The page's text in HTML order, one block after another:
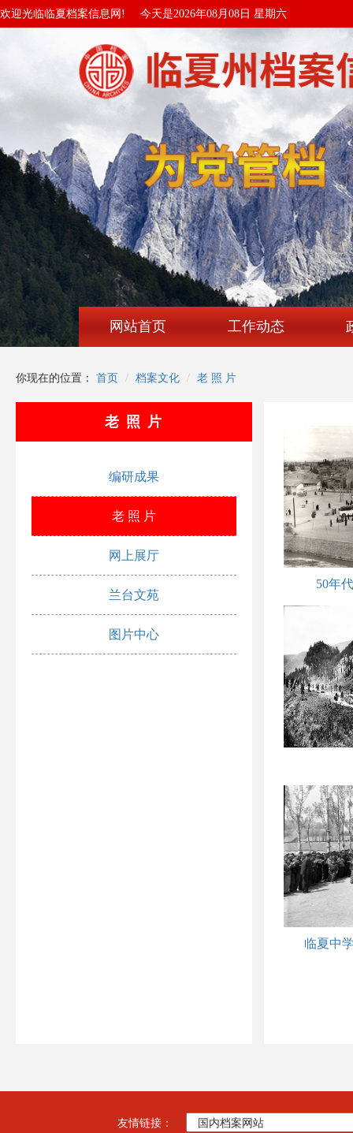
欢迎光临临夏档案信息网! 今天是2026年08月08日 星期六
网站首页 工作动态
你现在的位置： 首页 档案文化 老 照 片
老 照 片
编研成果
老 照 片
网上展厅
兰台文苑
图片中心
50年
友情链接：